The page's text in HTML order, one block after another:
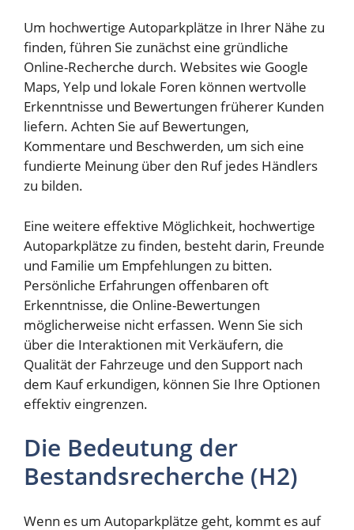
Um hochwertige Autoparkplätze in Ihrer Nähe zu
finden, führen Sie zunächst eine gründliche
Online-Recherche durch. Websites wie Google
Maps, Yelp und lokale Foren können wertvolle
Erkenntnisse und Bewertungen früherer Kunden
liefern. Achten Sie auf Bewertungen,
Kommentare und Beschwerden, um sich eine
fundierte Meinung über den Ruf jedes Händlers
zu bilden.
Eine weitere effektive Möglichkeit, hochwertige
Autoparkplätze zu finden, besteht darin, Freunde
und Familie um Empfehlungen zu bitten.
Persönliche Erfahrungen offenbaren oft
Erkenntnisse, die Online-Bewertungen
möglicherweise nicht erfassen. Wenn Sie sich
über die Interaktionen mit Verkäufern, die
Qualität der Fahrzeuge und den Support nach
dem Kauf erkundigen, können Sie Ihre Optionen
effektiv eingrenzen.
Die Bedeutung der
Bestandsrecherche (H2)
Wenn es um Autoparkplätze geht, kommt es auf